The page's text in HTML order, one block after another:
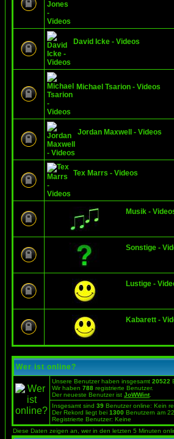
David Icke - Videos
Michael Tsarion - Videos
Jordan Maxwell - Videos
Tex Marrs - Videos
Musik -
Sonstige -
Lustige -
Kabarett -
Wer ist online?
Unsere Benutzer haben insgesamt 20522
Wir haben 788 registrierte Benutzer.
Der neueste Benutzer ist JoWWint.
Insgesamt sind 39 Benutzer online: Kein
Der Rekord liegt bei 1300 Benutzern am
Registrierte Benutzer: Keine
Diese Daten zeigen an, wer in den letzten 5 Minuten